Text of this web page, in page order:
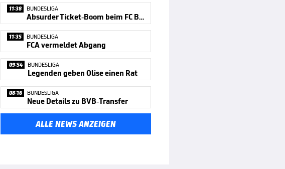
11:38 BUNDESLIGA
Absurder Ticket-Boom beim FC Bayern
11:35 BUNDESLIGA
FCA vermeldet Abgang
09:54 BUNDESLIGA
Legenden geben Olise einen Rat
08:16 BUNDESLIGA
Neue Details zu BVB-Transfer
ALLE NEWS ANZEIGEN